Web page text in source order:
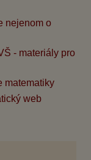
nejenom o
- materiály pro
matematiky
web